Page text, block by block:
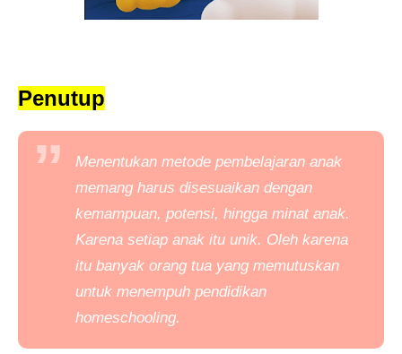
Penutup
Menentukan metode pembelajaran anak
memang harus disesuaikan dengan
kemampuan, potensi, hingga minat anak.
Karena setiap anak itu unik. Oleh karena
itu banyak orang tua yang memutuskan
untuk menempuh pendidikan
homeschooling.